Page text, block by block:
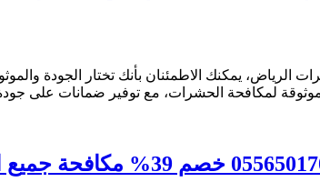
يمكنك الاطمئنان بأنك تختار الجودة
لمكافحة الحشرات، مع توفير ضمانات على